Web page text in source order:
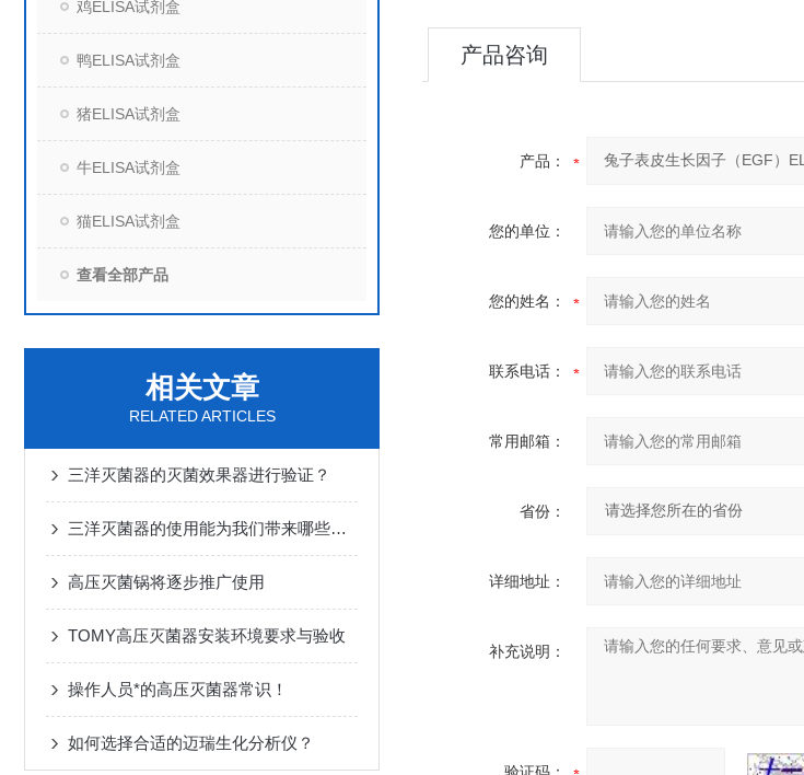
鸡ELISA试剂盒
鸭ELISA试剂盒
猪ELISA试剂盒
牛ELISA试剂盒
猫ELISA试剂盒
查看全部产品
相关文章
RELATED ARTICLES
三洋灭菌器的灭菌效果器进行验证？
三洋灭菌器的使用能为我们带来哪些好处?
高压灭菌锅将逐步推广使用
TOMY高压灭菌器安装环境要求与验收
操作人员*的高压灭菌器常识！
如何选择合适的迈瑞生化分析仪？
产品咨询
产品：
您的单位：
您的姓名：
联系电话：
常用邮箱：
省份：
详细地址：
补充说明：